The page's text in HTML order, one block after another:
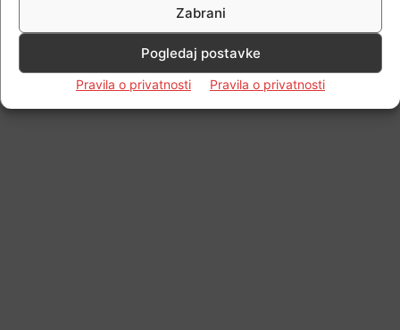
Zabrani
Pogledaj postavke
Pravila o privatnosti Pravila o privatnosti
© Newspaper WordPress Theme by TagDiv